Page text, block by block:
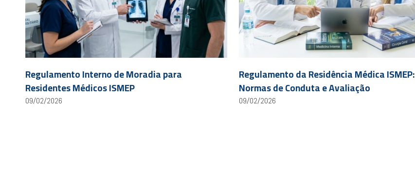
Regulamento Interno de Moradia para
Residentes Médicos ISMEP
09/02/2026
Regulamento da Residência Médica ISMEP:
Normas de Conduta e Avaliação
09/02/2026